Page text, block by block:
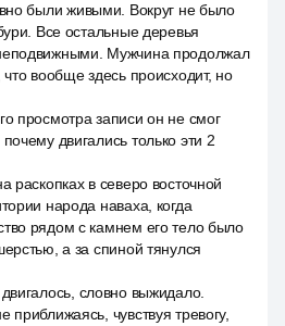
были живыми. Вокруг не было
Все остальные деревья
Мужчина продолжал
вообще здесь происходит, но
просмотра записи он не смог
двигались только эти 2
раскопках в северо восточной
народа наваха, когда
рядом с камнем его тело было
а за спиной тянулся
словно выжидало.
чувствуя тревогу,